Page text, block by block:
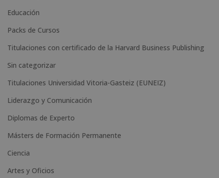
i
v
e
Educación
Packs de Cursos
Titulaciones con certificado de la Harvard Business Publishing
Sin categorizar
Titulaciones Universidad Vitoria-Gasteiz (EUNEIZ)
Liderazgo y Comunicación
Diplomas de Experto
Másters de Formación Permanente
Ciencia
Artes y Oficios